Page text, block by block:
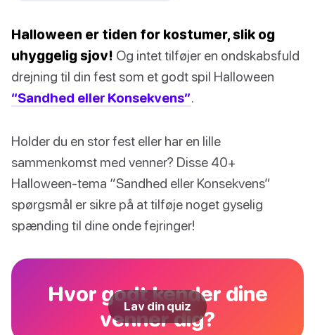
Halloween er tiden for kostumer, slik og
uhyggelig sjov! Og intet tilføjer en ondskabsfuld
drejning til din fest som et godt spil Halloween
“Sandhed eller Konsekvens”.
Holder du en stor fest eller har en lille
sammenkomst med venner? Disse 40+
Halloween-tema “Sandhed eller Konsekvens”
spørgsmål er sikre på at tilføje noget gyselig
spænding til dine onde fejringer!
Hvor godt kender dine
venner dig?
Lav din quiz